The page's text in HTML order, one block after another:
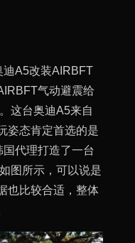
迪A5改装AIRBFT
气动避震给
这台奥迪A5来自
姿态肯定首选的是
代理打造了一台
图所示，可以说是
也比较合适，整体